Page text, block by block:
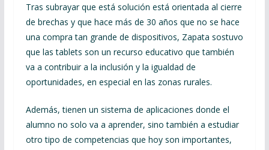
Tras subrayar que está solución está orientada al cierre
de brechas y que hace más de 30 años que no se hace
una compra tan grande de dispositivos, Zapata sostuvo
que las tablets son un recurso educativo que también
va a contribuir a la inclusión y la igualdad de
oportunidades, en especial en las zonas rurales.
Además, tienen un sistema de aplicaciones donde el
alumno no solo va a aprender, sino también a estudiar
otro tipo de competencias que hoy son importantes,